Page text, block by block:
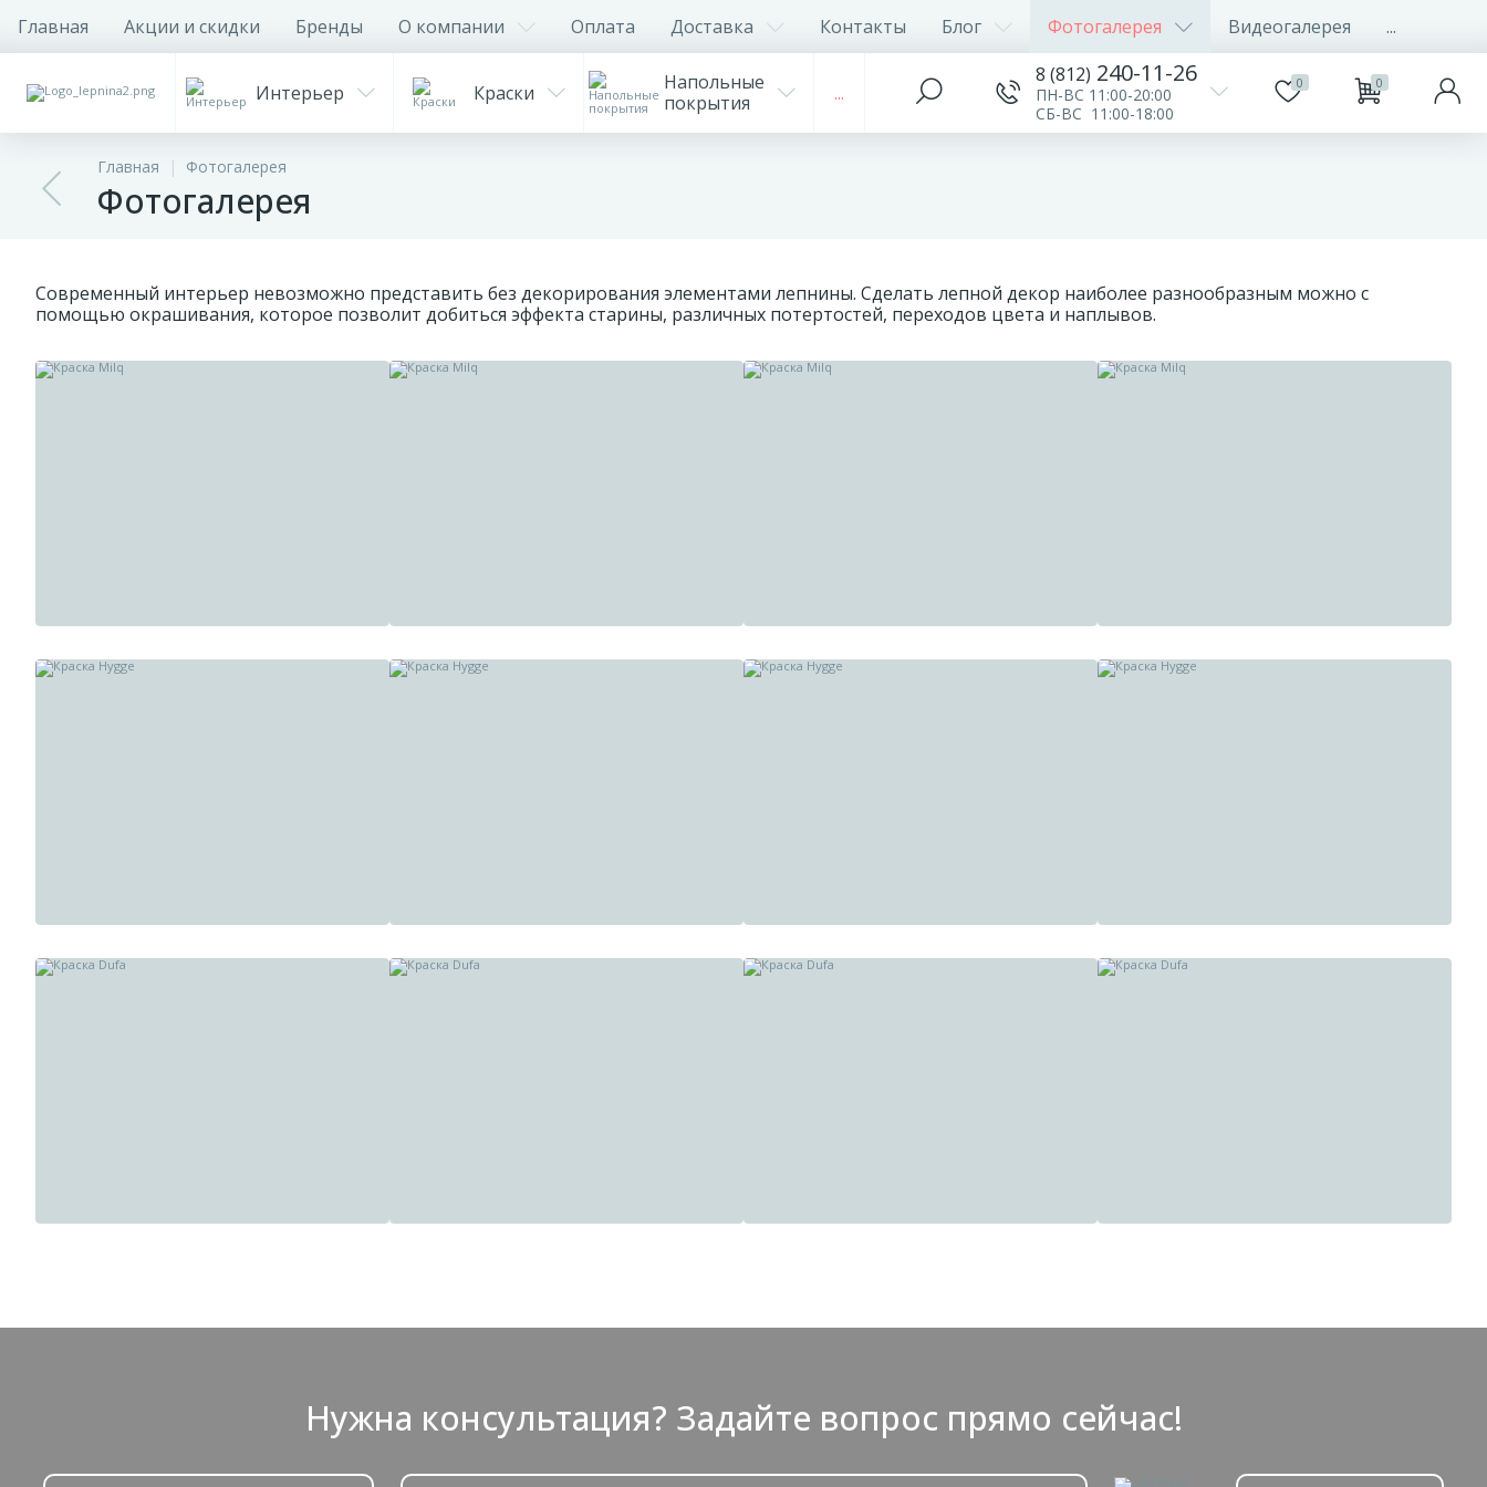
Главная Акции и скидки Бренды О компании Оплата Доставка Контакты Блог Фотогалерея Видеогалерея ...
Интерьер Краски
Напольные
покрытия
...
8 (812) 240-11-26
ПН-ВС 11:00-20:00
СБ-ВС 11:00-18:00
0 0
Главная Фотогалерея
Фотогалерея
Современный интерьер невозможно представить без декорирования элементами лепнины. Сделать лепной декор наиболее разнообразным можно с
помощью окрашивания, которое позволит добиться эффекта старины, различных потертостей, переходов цвета и наплывов.
Нужна консультация? Задайте вопрос прямо сейчас!